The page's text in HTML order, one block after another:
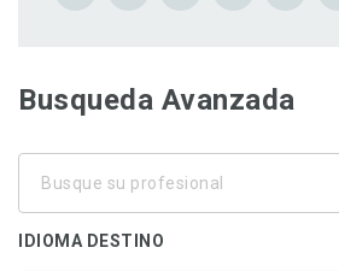
Busqueda Avanzada
IDIOMA DESTINO